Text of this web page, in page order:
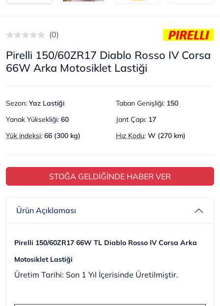
(0)
Pirelli 150/60ZR17 Diablo Rosso IV Corsa
66W Arka Motosiklet Lastiği
Sezon: Yaz Lastiği Taban Genişliği: 150
Yanak Yüksekliği: 60 Jant Çapı: 17
Yük indeksi: 66 (300 kg) Hız Kodu: W (270 km)
STOĞA GELDİĞİNDE HABER VER
Ürün Açıklaması
Pirelli 150/60ZR17 66W TL Diablo Rosso IV Corsa Arka
Motosiklet Lastiği
Üretim Tarihi: Son 1 Yıl İçerisinde Üretilmiştir.